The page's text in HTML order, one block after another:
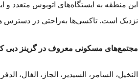
منطقه به ایستگاه‌های اتوبوس متعدد و
است. تاکسی‌ها به‌راحتی در دسترس‌
مسکونی معروف در گرینز دبی
السامر، السیدیر، الجاز، الغال،